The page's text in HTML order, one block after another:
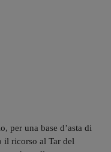
per una base d’asta di
il ricorso al Tar del